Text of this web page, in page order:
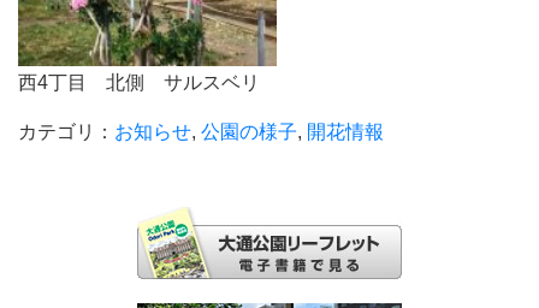
西4丁目 北側 サルスベリ
カテゴリ： お知らせ, 公園の様子, 開花情報